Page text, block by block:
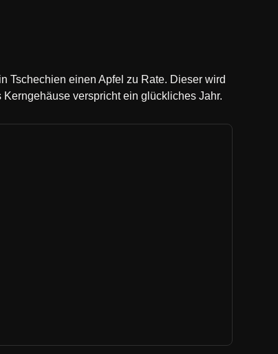
Tschechien einen Apfel zu Rate. Dieser wird
verspricht ein glückliches Jahr.